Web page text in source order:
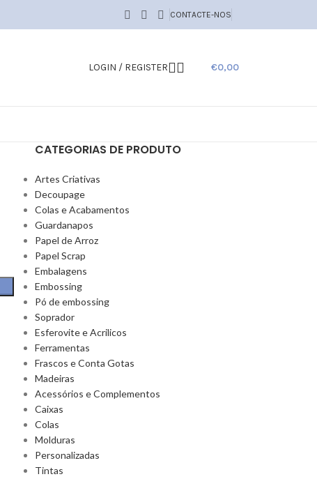
CONTACTE-NOS
LOGIN / REGISTER €0,00
CATEGORIAS DE PRODUTO
Artes Criativas
Decoupage
Colas e Acabamentos
Guardanapos
Papel de Arroz
Papel Scrap
Embalagens
Embossing
Pó de embossing
Soprador
Esferovite e Acrilicos
Ferramentas
Frascos e Conta Gotas
Madeiras
Acessórios e Complementos
Caixas
Colas
Molduras
Personalizadas
Tintas